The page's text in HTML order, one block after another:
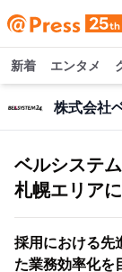
新着 エンタメ
ベルシステ
札幌エリア
採用における先
た業務効率化を